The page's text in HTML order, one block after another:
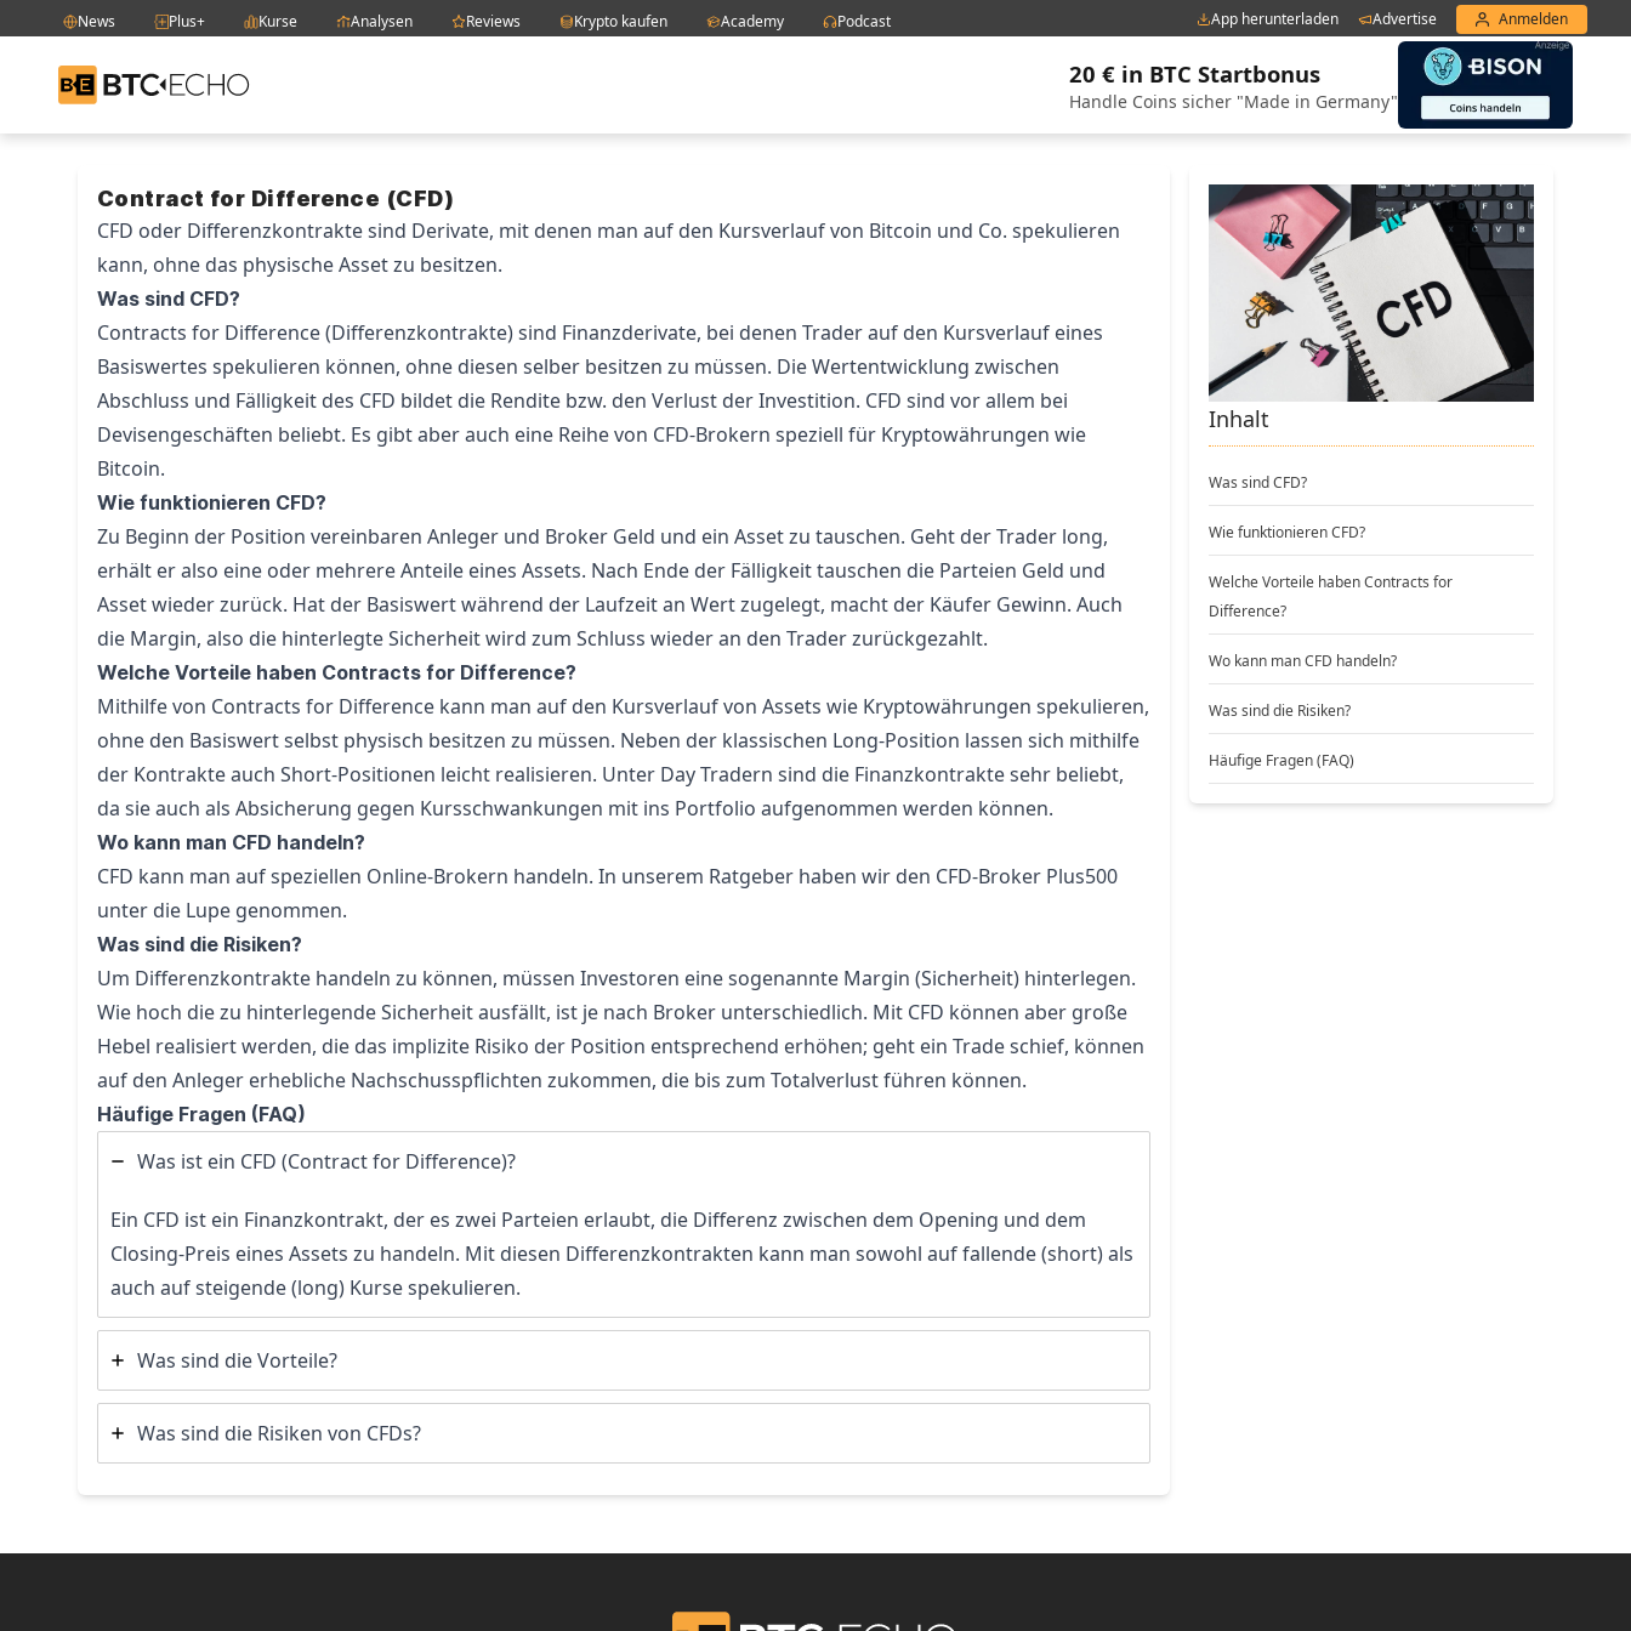
News Plus+ Kurse Analysen Reviews Krypto kaufen Academy Podcast App herunterladen Advertise Anmelden
BTC-ECHO
20 € in BTC Startbonus
Handle Coins sicher "Made in Germany"
Contract for Difference (CFD)
CFD oder Differenzkontrakte sind Derivate, mit denen man auf den Kursverlauf von Bitcoin und Co. spekulieren
kann, ohne das physische Asset zu besitzen.
Was sind CFD?
Contracts for Difference (Differenzkontrakte) sind Finanzderivate, bei denen Trader auf den Kursverlauf eines
Basiswertes spekulieren können, ohne diesen selber besitzen zu müssen. Die Wertentwicklung zwischen
Abschluss und Fälligkeit des CFD bildet die Rendite bzw. den Verlust der Investition. CFD sind vor allem bei
Devisengeschäften beliebt. Es gibt aber auch eine Reihe von CFD-Brokern speziell für Kryptowährungen wie
Bitcoin.
Wie funktionieren CFD?
Zu Beginn der Position vereinbaren Anleger und Broker Geld und ein Asset zu tauschen. Geht der Trader long,
erhält er also eine oder mehrere Anteile eines Assets. Nach Ende der Fälligkeit tauschen die Parteien Geld und
Asset wieder zurück. Hat der Basiswert während der Laufzeit an Wert zugelegt, macht der Käufer Gewinn. Auch
die Margin, also die hinterlegte Sicherheit wird zum Schluss wieder an den Trader zurückgezahlt.
Welche Vorteile haben Contracts for Difference?
Mithilfe von Contracts for Difference kann man auf den Kursverlauf von Assets wie Kryptowährungen spekulieren,
ohne den Basiswert selbst physisch besitzen zu müssen. Neben der klassischen Long-Position lassen sich mithilfe
der Kontrakte auch Short-Positionen leicht realisieren. Unter Day Tradern sind die Finanzkontrakte sehr beliebt,
da sie auch als Absicherung gegen Kursschwankungen mit ins Portfolio aufgenommen werden können.
Wo kann man CFD handeln?
CFD kann man auf speziellen Online-Brokern handeln. In unserem Ratgeber haben wir den CFD-Broker Plus500
unter die Lupe genommen.
Was sind die Risiken?
Um Differenzkontrakte handeln zu können, müssen Investoren eine sogenannte Margin (Sicherheit) hinterlegen.
Wie hoch die zu hinterlegende Sicherheit ausfällt, ist je nach Broker unterschiedlich. Mit CFD können aber große
Hebel realisiert werden, die das implizite Risiko der Position entsprechend erhöhen; geht ein Trade schief, können
auf den Anleger erhebliche Nachschusspflichten zukommen, die bis zum Totalverlust führen können.
Häufige Fragen (FAQ)
Was ist ein CFD (Contract for Difference)?
Ein CFD ist ein Finanzkontrakt, der es zwei Parteien erlaubt, die Differenz zwischen dem Opening und dem
Closing-Preis eines Assets zu handeln. Mit diesen Differenzkontrakten kann man sowohl auf fallende (short) als
auch auf steigende (long) Kurse spekulieren.
Was sind die Vorteile?
Was sind die Risiken von CFDs?
Inhalt
Was sind CFD?
Wie funktionieren CFD?
Welche Vorteile haben Contracts for
Difference?
Wo kann man CFD handeln?
Was sind die Risiken?
Häufige Fragen (FAQ)